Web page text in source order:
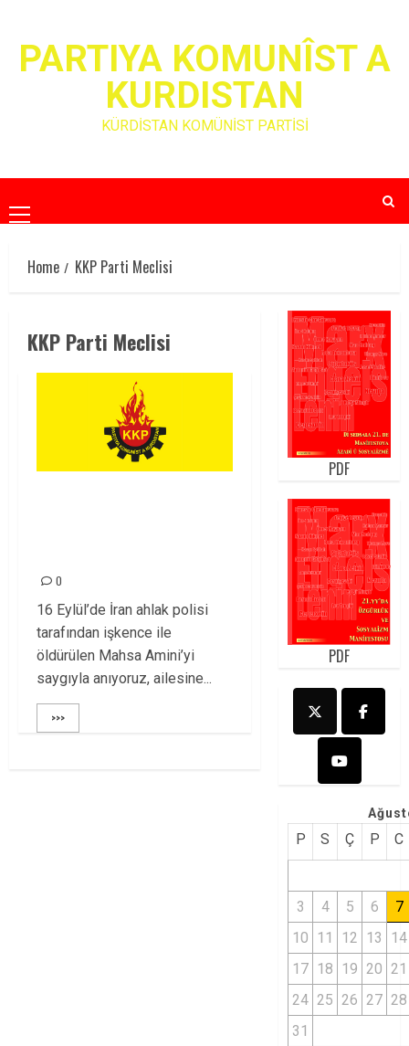
contentPARTIYA KOMUNÎST A
KURDISTAN
KÜRDİSTAN KOMÜNİST PARTİSİ
Primary
Menu
Home
KKP Parti Meclisi
KKP Parti Meclisi
0
16 Eylül’de İran ahlak polisi
tarafından işkence ile
öldürülen Mahsa Amini’yi
saygıyla anıyoruz, ailesine...
>>>
PDF
PDF
P S Ç P C
3 4 5 6
7
10 11 12 13
14
17 18 19 20 21
24 25 26 27 28
31